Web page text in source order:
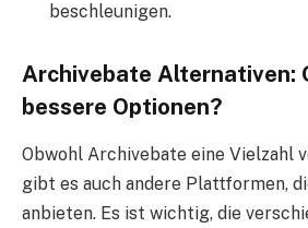
beschleunigen.
Archivebate Alternativen:
bessere Optionen?
Obwohl Archivebate eine Vielzahl
gibt es auch andere Plattformen,
anbieten. Es ist wichtig, die